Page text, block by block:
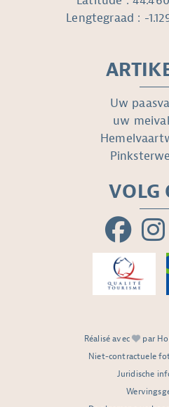
Lengtegraad : -
Uw
uw
VOLG
Réalisé avec
par
Niet-contractuele
Juridische